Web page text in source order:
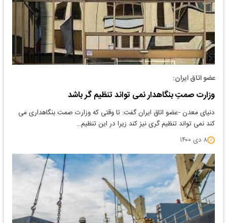
عضو اتاق ایران:
وزارت صمتِ بنگاهدار نمی تواند تنظیم گر باشد
دنیای معدن -عضو اتاق ایران گفت: تا وقتی که وزارت صمت بنگاهداری می
کند نمی تواند تنظیم گری نیز کند زیرا در این تنظیم…
۸ دی ۱۴۰۰